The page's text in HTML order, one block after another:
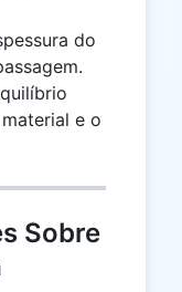
do
e o
Sobre